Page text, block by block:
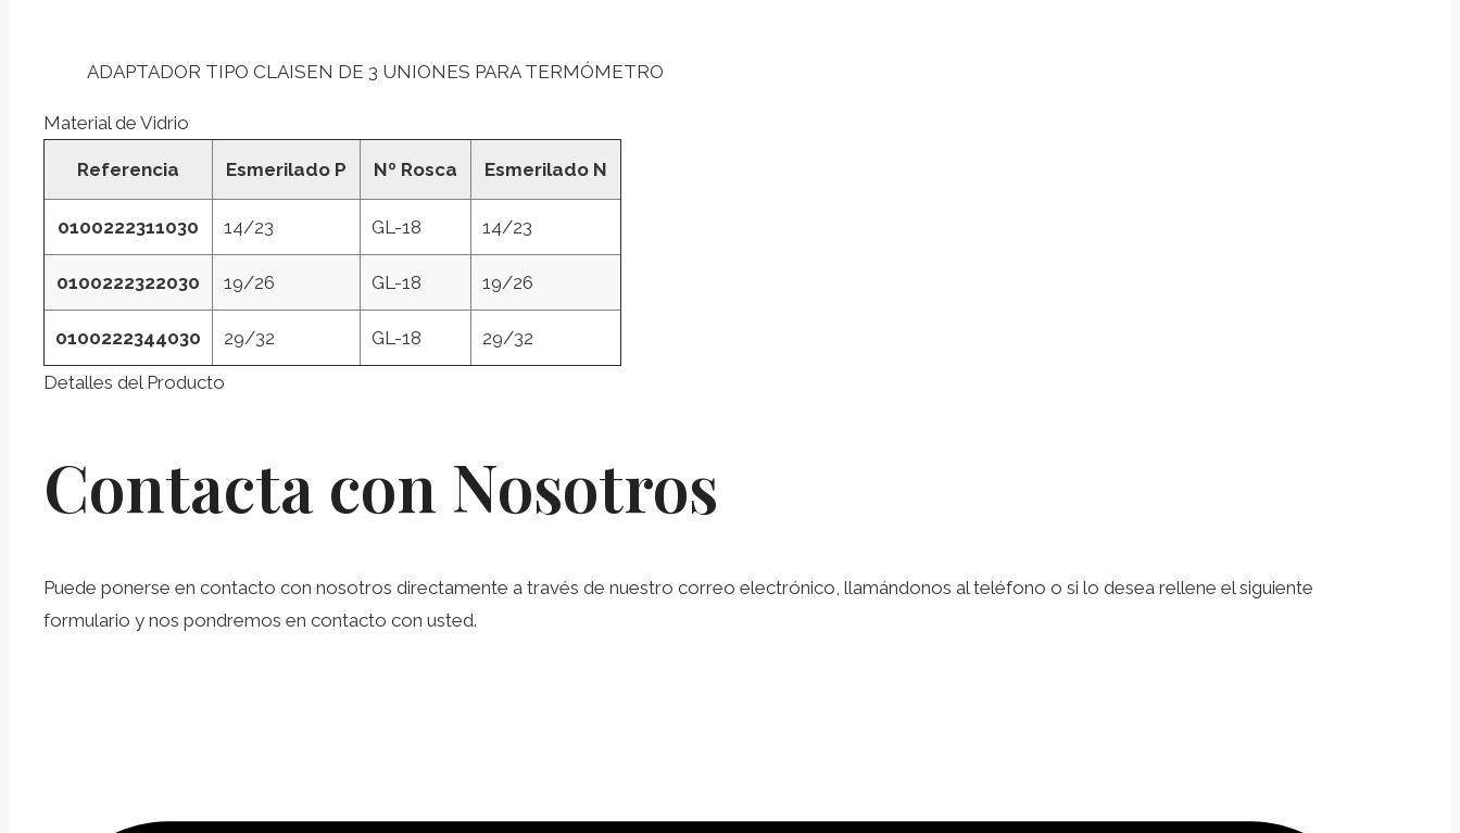
ADAPTADOR TIPO CLAISEN DE 3 UNIONES PARA TERMÓMETRO
Material de Vidrio
Referencia Esmerilado P Nº Rosca Esmerilado N
0100222311030 14/23 GL-18 14/23
0100222322030 19/26 GL-18 19/26
0100222344030 29/32 GL-18 29/32
Detalles del Producto
Contacta con Nosotros
Puede ponerse en contacto con nosotros directamente a través de nuestro correo electrónico, llamándonos al teléfono o si lo desea rellene el siguiente
formulario y nos pondremos en contacto con usted.